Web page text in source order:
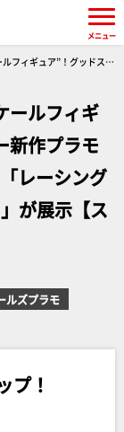
フィギュア”！グッドスマ
ールフィギ
新作プラモ
レーシング
が展示【ス
ルズプラモ
プ！
メニュー